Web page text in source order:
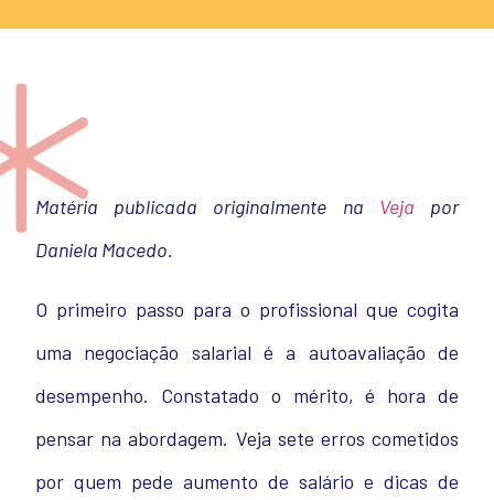
Matéria publicada originalmente na Veja por
Daniela Macedo.
O primeiro passo para o profissional que cogita
uma negociação salarial é a autoavaliação de
desempenho. Constatado o mérito, é hora de
pensar na abordagem. Veja sete erros cometidos
por quem pede aumento de salário e dicas de